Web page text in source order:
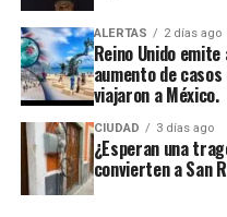
ALERTAS 2 días ago
Reino Unido
aumento de
viajaron a México.
CIUDAD 3 días ago
¿Esperan una
convierten a San